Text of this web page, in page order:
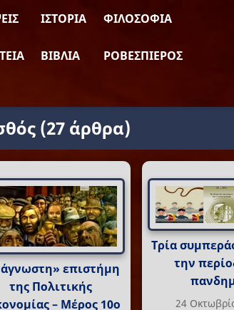
ΙΣΤΟΡΊΑ ΦΙΛΟΣΟΦΊΑ
ΒΙΒΛΊΑ ΡΟΒΕΣΠΙΈΡΟΣ
(27 άρθρα)
επιστήμη
της Πολιτικής
– Μέρος 10ο
Τρία
την
24